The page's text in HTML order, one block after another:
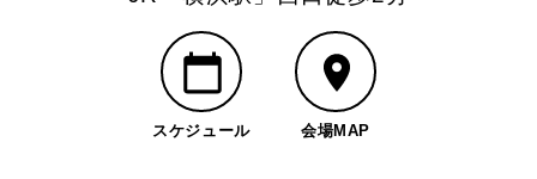
スケジュール 会場MAP